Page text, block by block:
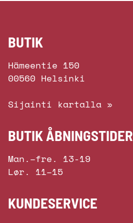
BUTIK
Hämeentie 150
00560 Helsinki
Sijainti kartalla »
BUTIK ÅBNINGSTIDER
Man.–fre. 13-19
Lør. 11–15
KUNDESERVICE